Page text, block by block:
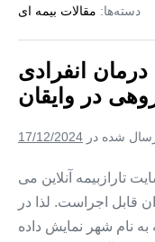
بیمه
درمان
+
بیمه
درمان
تکمیلی
در
دسته‌ها: مقالات بیمه ای
درمان انفرادی
در وایقان
شده در 17/12/2024
تارازبیمه آنلاین می
قابل اجراست. لذا در
نام شهر نمایش داده